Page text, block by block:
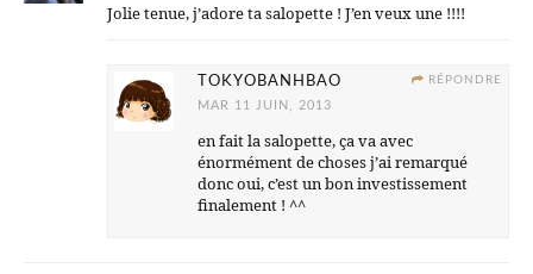
Jolie tenue, j’adore ta salopette ! J’en veux une !!!!
RÉPONDRE
TOKYOBANHBAO
MAR 11 JUIN, 2013
en fait la salopette, ça va avec
énormément de choses j’ai remarqué
donc oui, c’est un bon investissement
finalement ! ^^